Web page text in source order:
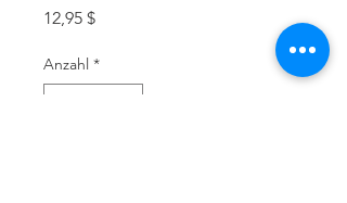
12,95 $Preis
Anzahl *